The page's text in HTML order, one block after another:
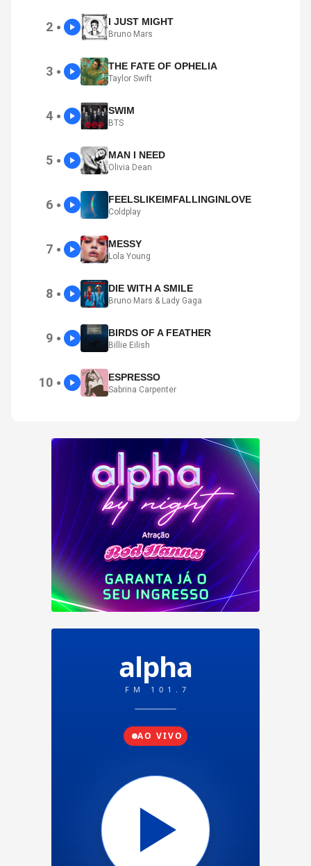
2 ● I JUST MIGHT
Bruno Mars
3 ● THE FATE OF OPHELIA
Taylor Swift
4 ● SWIM
BTS
5 ● MAN I NEED
Olivia Dean
6 ● FEELSLIKEIMFALLINGINLOVE
Coldplay
7 ● MESSY
Lola Young
8 ● DIE WITH A SMILE
Bruno Mars & Lady Gaga
9 ● BIRDS OF A FEATHER
Billie Eilish
10 ● ESPRESSO
Sabrina Carpenter